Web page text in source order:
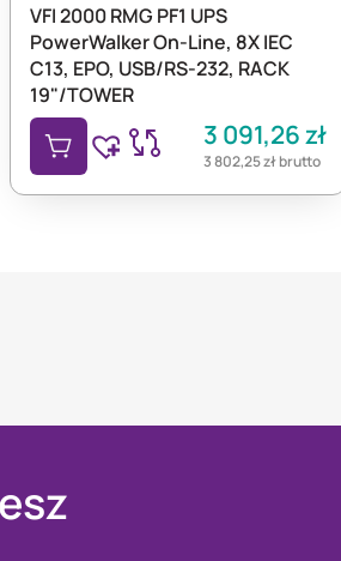
VFI 2000 RMG PF1 UPS
PowerWalker On-Line, 8X IEC
C13, EPO, USB/RS-232, RACK
19"/TOWER
3 091,26zł
3 802,25złbrutto